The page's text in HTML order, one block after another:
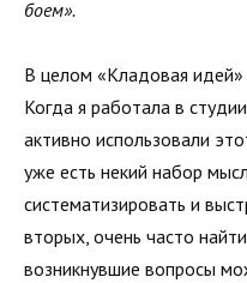
боем».
В целом «Кладовая идей»
Когда я работала в
активно использовали
уже есть некий набор
систематизировать и
вторых, очень часто
возникнувшие вопросы